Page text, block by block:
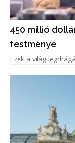
450 millió
festménye
Ezek a világ